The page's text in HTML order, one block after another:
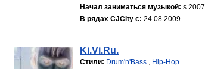
Начал заниматься музыкой: s 2007
В рядах CJCity с: 24.08.2009
Ki.Vi.Ru.
Стили: Drum'n'Bass , Hip-Hop